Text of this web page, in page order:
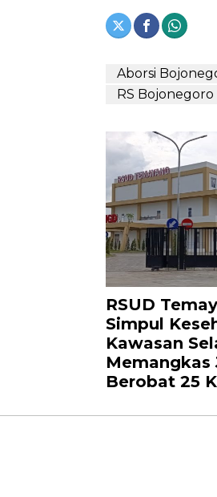
Aborsi
RS Bojonegoro
RSUD
Simpul
Kawasan
Memangkas
Berobat 25